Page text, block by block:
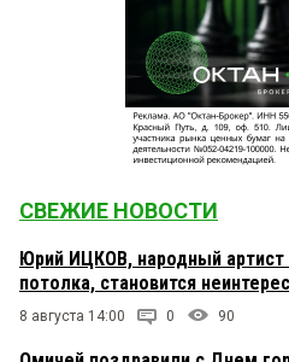
СВЕЖИЕ НОВОСТИ
Юрий ИЦКОВ, народный
потолка, становится
8 августа 14:00 0 90